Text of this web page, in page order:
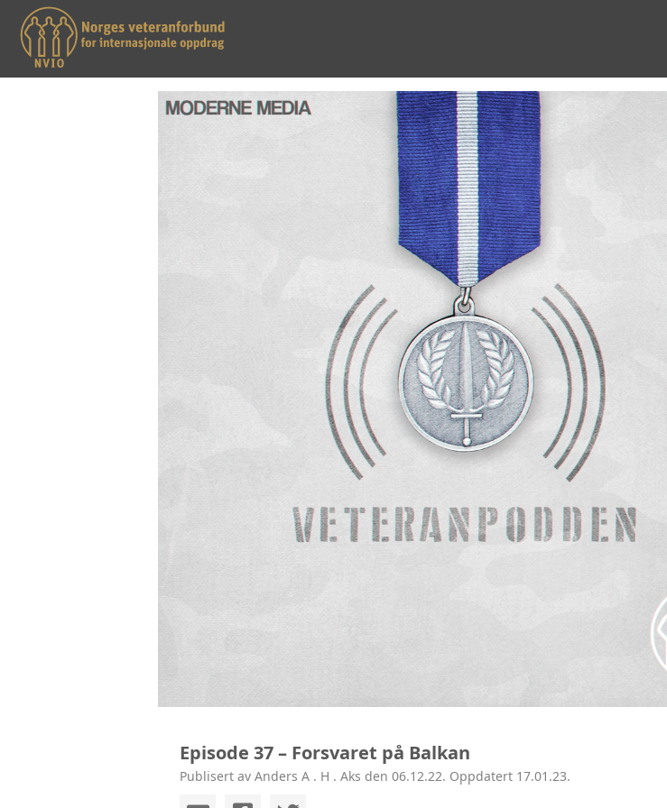
Episode 37 – Forsvaret på Balkan
Publisert av Anders A . H . Aks den 06.12.22. Oppdatert 17.01.23.